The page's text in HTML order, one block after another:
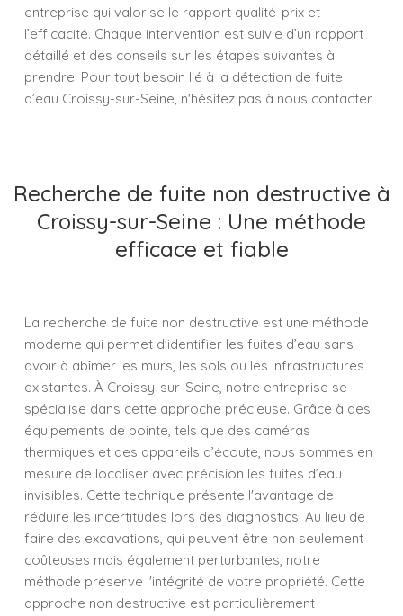
entreprise qui valorise le rapport qualité-prix et
l’efficacité. Chaque intervention est suivie d’un rapport
détaillé et des conseils sur les étapes suivantes à
prendre. Pour tout besoin lié à la détection de fuite
d’eau Croissy-sur-Seine, n'hésitez pas à nous contacter.
Recherche de fuite non destructive à
Croissy-sur-Seine : Une méthode
efficace et fiable
La recherche de fuite non destructive est une méthode
moderne qui permet d'identifier les fuites d’eau sans
avoir à abîmer les murs, les sols ou les infrastructures
existantes. À Croissy-sur-Seine, notre entreprise se
spécialise dans cette approche précieuse. Grâce à des
équipements de pointe, tels que des caméras
thermiques et des appareils d’écoute, nous sommes en
mesure de localiser avec précision les fuites d’eau
invisibles. Cette technique présente l'avantage de
réduire les incertitudes lors des diagnostics. Au lieu de
faire des excavations, qui peuvent être non seulement
coûteuses mais également perturbantes, notre
méthode préserve l'intégrité de votre propriété. Cette
approche non destructive est particulièrement